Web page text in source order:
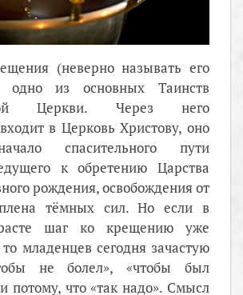
(неверно называть его
одно из основных Таинств
Церкви. Через него
в Церковь Христову, оно
спасительного пути
к обретению Царства
рождения, освобождения от
плена тёмных сил. Но если в
шаг ко крещению уже
младенцев сегодня зачастую
не болел», «чтобы был
потому, что «так надо». Смысл